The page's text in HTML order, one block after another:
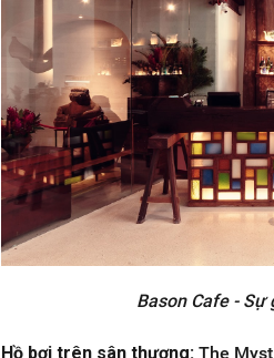
Bason Cafe - Sự
Hồ bơi trên sân thượng: The